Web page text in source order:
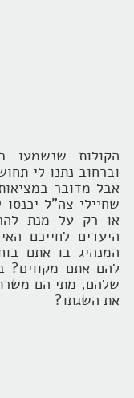
הקולות שנשמעו
וברחוב נתנו לי
אבל מדובר
שחיילי צה"ל
או רק על מנת
היעדים לחייכם
המנהיג בו אתם
להם אתם מקווים?
שלהם, מתי הם
את השגתו?